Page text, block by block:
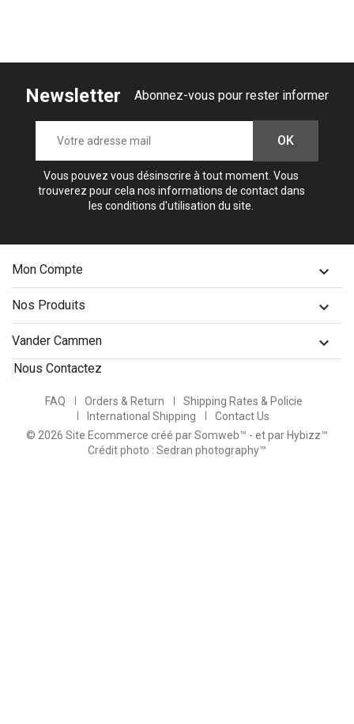
Newsletter Abonnez-vous pour rester informer
Vous pouvez vous désinscrire à tout moment. Vous
trouverez pour cela nos informations de contact dans
les conditions d'utilisation du site.
Mon Compte 
Nos Produits 
Vander Cammen 
Nous Contactez
FAQ Orders & Return
Shipping Rates & Policie
International Shipping
Contact Us
© 2026 Site Ecommerce créé par Somweb™ - et par Hybizz™
Crédit photo : Sedran photography™